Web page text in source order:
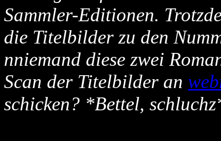
Sammler-Editionen.
die Titelbilder zu den
nniemand diese zwei
Scan der Titelbilder an
schicken? *Bettel,